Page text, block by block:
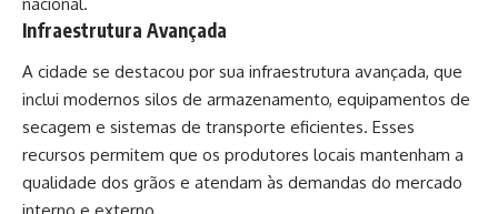
Infraestrutura Avançada
A cidade se destacou por sua infraestrutura avançada, que
inclui modernos silos de armazenamento, equipamentos de
secagem e sistemas de transporte eficientes. Esses
recursos permitem que os produtores locais mantenham a
qualidade dos grãos e atendam às demandas do mercado